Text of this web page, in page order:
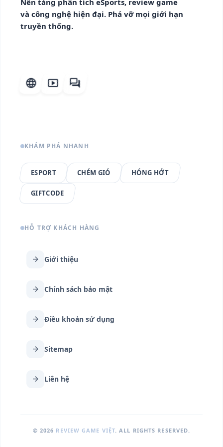
và công nghệ hiện đại. Phá vỡ mọi giới hạn
truyền thống.
language smart_display forum
KHÁM PHÁ NHANH
ESPORT CHÉM GIÓ HÓNG HỚT
GIFTCODE
HỖ TRỢ KHÁCH HÀNG
arrow_forward Giới thiệu
arrow_forward Chính sách bảo mật
arrow_forward Điều khoản sử dụng
arrow_forward Sitemap
arrow_forward Liên hệ
© 2026 REVIEW GAME VIỆT. ALL RIGHTS RESERVED.